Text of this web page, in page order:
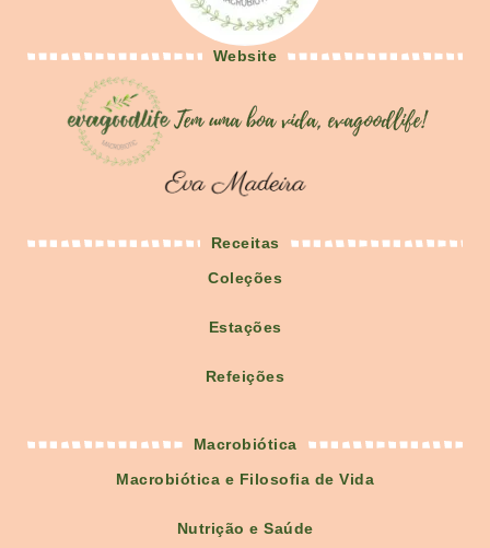
Website
Receitas
Coleções
Estações
Refeições
Macrobiótica
Macrobiótica e Filosofia de Vida
Nutrição e Saúde